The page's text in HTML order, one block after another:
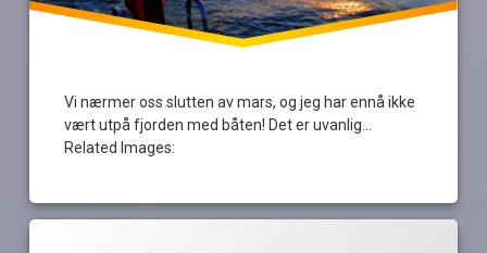
Vi nærmer oss slutten av mars, og jeg har ennå ikke
vært utpå fjorden med båten! Det er uvanlig…
Related Images: